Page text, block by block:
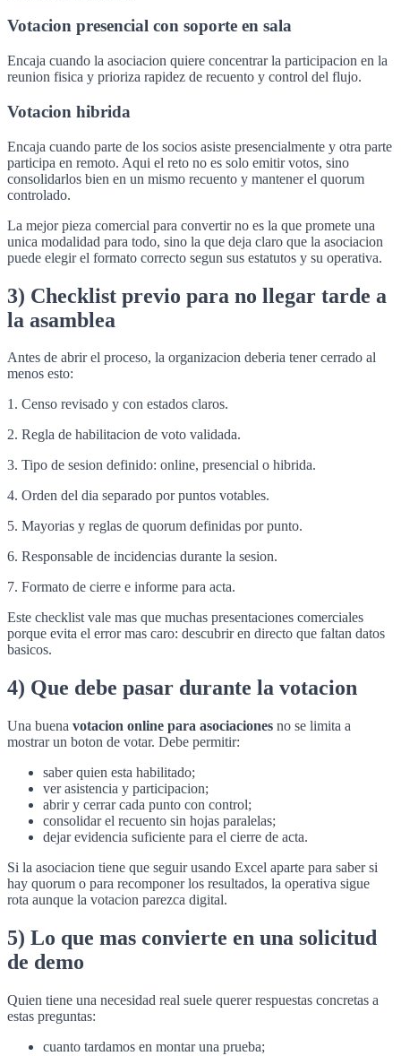
Votacion presencial con soporte en sala
Encaja cuando la asociacion quiere concentrar la participacion en la
reunion fisica y prioriza rapidez de recuento y control del flujo.
Votacion hibrida
Encaja cuando parte de los socios asiste presencialmente y otra parte
participa en remoto. Aqui el reto no es solo emitir votos, sino
consolidarlos bien en un mismo recuento y mantener el quorum
controlado.
La mejor pieza comercial para convertir no es la que promete una
unica modalidad para todo, sino la que deja claro que la asociacion
puede elegir el formato correcto segun sus estatutos y su operativa.
3) Checklist previo para no llegar tarde a
la asamblea
Antes de abrir el proceso, la organizacion deberia tener cerrado al
menos esto:
1. Censo revisado y con estados claros.
2. Regla de habilitacion de voto validada.
3. Tipo de sesion definido: online, presencial o hibrida.
4. Orden del dia separado por puntos votables.
5. Mayorias y reglas de quorum definidas por punto.
6. Responsable de incidencias durante la sesion.
7. Formato de cierre e informe para acta.
Este checklist vale mas que muchas presentaciones comerciales
porque evita el error mas caro: descubrir en directo que faltan datos
basicos.
4) Que debe pasar durante la votacion
Una buena votacion online para asociaciones no se limita a
mostrar un boton de votar. Debe permitir:
saber quien esta habilitado;
ver asistencia y participacion;
abrir y cerrar cada punto con control;
consolidar el recuento sin hojas paralelas;
dejar evidencia suficiente para el cierre de acta.
Si la asociacion tiene que seguir usando Excel aparte para saber si
hay quorum o para recomponer los resultados, la operativa sigue
rota aunque la votacion parezca digital.
5) Lo que mas convierte en una solicitud
de demo
Quien tiene una necesidad real suele querer respuestas concretas a
estas preguntas:
cuanto tardamos en montar una prueba;